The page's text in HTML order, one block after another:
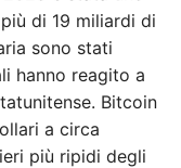
di 19 miliardi di
sono stati
hanno reagito a
Bitcoin
a circa
più ripidi degli